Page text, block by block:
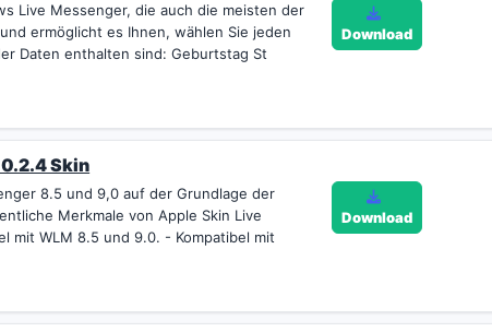
Live Messenger, die auch die meisten der
ermöglicht es Ihnen, wählen Sie jeden
Daten enthalten sind: Geburtstag St
Download
Skin
8.5 und 9,0 auf der Grundlage der
Merkmale von Apple Skin Live
mit WLM 8.5 und 9.0. - Kompatibel mit
Download